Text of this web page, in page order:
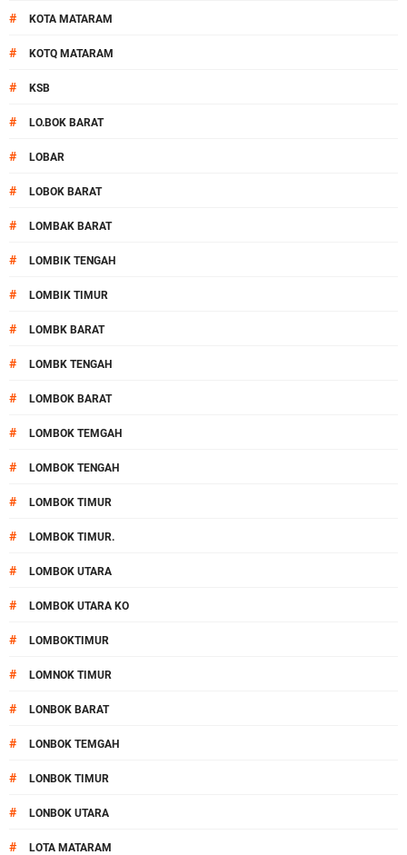
# KOTA MATARAM
# KOTQ MATARAM
# KSB
# LO.BOK BARAT
# LOBAR
# LOBOK BARAT
# LOMBAK BARAT
# LOMBIK TENGAH
# LOMBIK TIMUR
# LOMBK BARAT
# LOMBK TENGAH
# LOMBOK BARAT
# LOMBOK TEMGAH
# LOMBOK TENGAH
# LOMBOK TIMUR
# LOMBOK TIMUR.
# LOMBOK UTARA
# LOMBOK UTARA KO
# LOMBOKTIMUR
# LOMNOK TIMUR
# LONBOK BARAT
# LONBOK TEMGAH
# LONBOK TIMUR
# LONBOK UTARA
# LOTA MATARAM